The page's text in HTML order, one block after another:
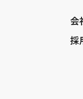
会
採